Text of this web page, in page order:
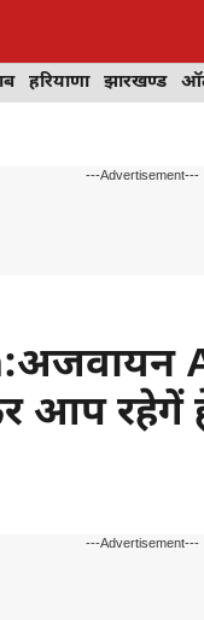
हरियाणा झारखण्ड
---Advertisement---
आप रहेगें
---Advertisement---